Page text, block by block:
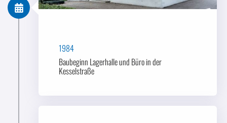
1984
Baubeginn Lagerhalle und Büro in der
Kesselstraße